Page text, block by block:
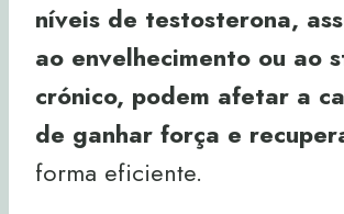
níveis de testosterona,
ao envelhecimento ou ao
crónico, podem afetar a
de ganhar força e
forma eficiente.